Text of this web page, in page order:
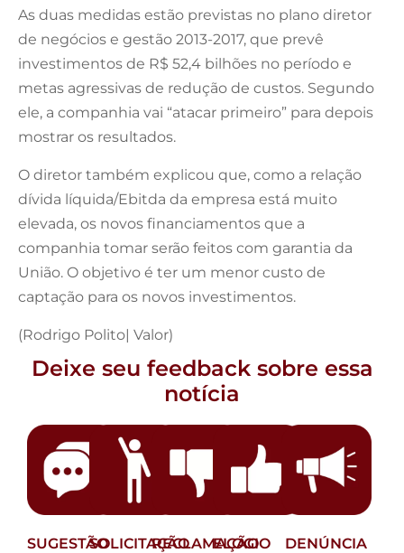
As duas medidas estão previstas no plano diretor
de negócios e gestão 2013-2017, que prevê
investimentos de R$ 52,4 bilhões no período e
metas agressivas de redução de custos. Segundo
ele, a companhia vai “atacar primeiro” para depois
mostrar os resultados.
O diretor também explicou que, como a relação
dívida líquida/Ebitda da empresa está muito
elevada, os novos financiamentos que a
companhia tomar serão feitos com garantia da
União. O objetivo é ter um menor custo de
captação para os novos investimentos.
(Rodrigo Polito| Valor)
Deixe seu feedback sobre essa
notícia
SUGESTÃOSOLICITAÇÃORECLAMAÇÃO
ELOGIO DENÚNCIA